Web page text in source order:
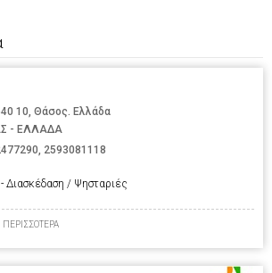
10, Θάσος. Ελλάδα
- ΕΛΛΑΔΑ
, 2593081118
Διασκέδαση / Ψησταριές
ΠΕΡΙΣΣΟΤΕΡΑ